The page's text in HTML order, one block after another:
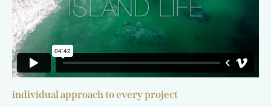
individual approach to every project